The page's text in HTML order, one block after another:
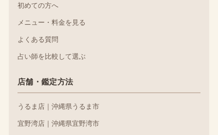
初めての方へ
メニュー・料金を見る
よくある質問
占い師を比較して選ぶ
店舗・鑑定方法
うるま店｜沖縄県うるま市
宜野湾店｜沖縄県宜野湾市